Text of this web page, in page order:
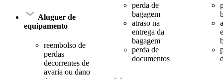
Aluguer de
equipamento
reembolso de
perdas
decorrentes de
avaria ou dano
perda de
bagagem
atraso na
entrega da
bagagem
perda de
documentos